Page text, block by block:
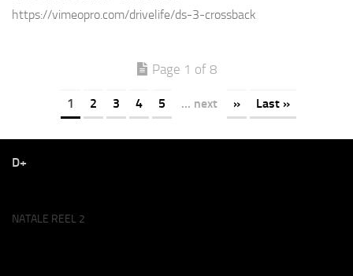
https://vimeopro.com/drivelife/ds-3-crossback
Page 1 of 8
1 2 3 4 5 ... next » Last »
D+
NATALE REEL 2